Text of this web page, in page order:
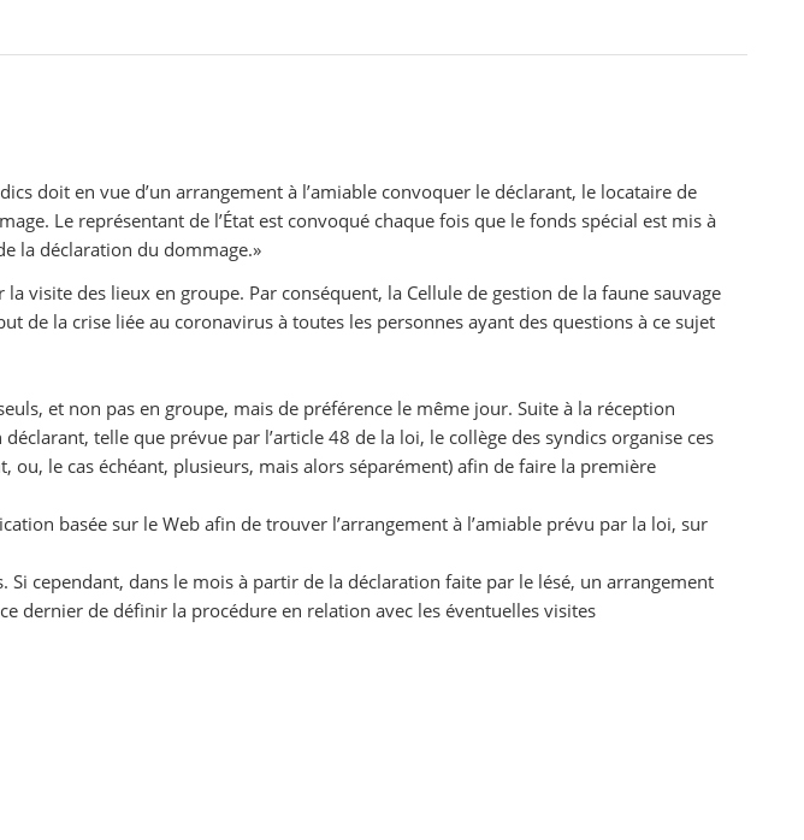
doit en vue d’un arrangement à l’amiable convoquer le déclarant, le locataire de
Le représentant de l’État est convoqué chaque fois que le fonds spécial est mis à
la déclaration du dommage.»
visite des lieux en groupe. Par conséquent, la Cellule de gestion de la faune sauvage
de la crise liée au coronavirus à toutes les personnes ayant des questions à ce sujet
et non pas en groupe, mais de préférence le même jour. Suite à la réception
telle que prévue par l’article 48 de la loi, le collège des syndics organise ces
le cas échéant, plusieurs, mais alors séparément) afin de faire la première
basée sur le Web afin de trouver l’arrangement à l’amiable prévu par la loi, sur
cependant, dans le mois à partir de la déclaration faite par le lésé, un arrangement
dernier de définir la procédure en relation avec les éventuelles visites